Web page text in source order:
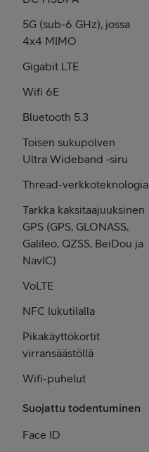
5G (sub-6 GHz), jossa
4x4 MIMO
Gigabit LTE
Wifi 6E
Bluetooth 5.3
Toisen suku­polven
Ultra Wideband ‑siru
Thread-verkkoteknologia
Tarkka kaksitaajuuksinen
GPS (GPS, GLONASS,
Galileo, QZSS, BeiDou ja
NavIC)
VoLTE
NFC lukutilalla
Pikakäyttökortit
virransäästöllä
Wifi-puhelut
Suojattu todentuminen
Face ID